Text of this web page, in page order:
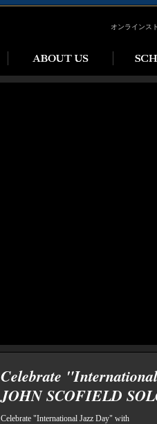
オンラインス
Celebrate
JOHN SCOFIELD
Celebrate "International Jazz Day" with